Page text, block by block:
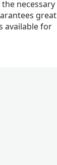
necessary
great
available for